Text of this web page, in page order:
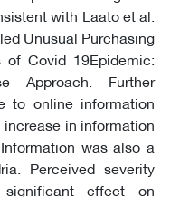
with Laato et al.
Unusual Purchasing
Covid 19Epidemic:
Approach. Further
to online information
in information
was also a
Perceived severity
effect on